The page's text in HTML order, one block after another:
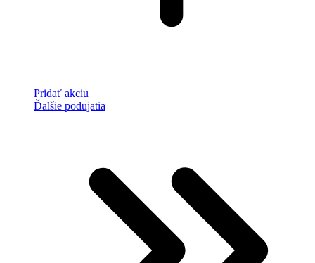
Pridať akciu
Ďalšie podujatia